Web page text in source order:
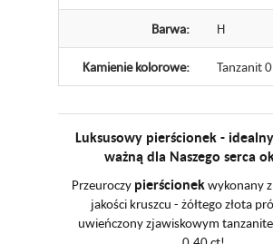
Barwa: H
Kamienie kolorowe: Tanzanit
Luksusowy pierścionek -
ważną dla Naszego serca
Przeuroczy pierścionekwykonany
jakości kruszcu - żółtego złota
uwieńczony zjawiskowym